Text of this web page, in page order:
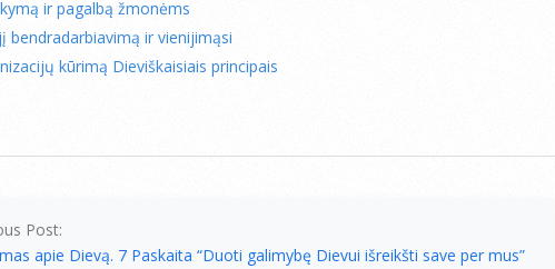
ir pagalbą žmonėms
bendradarbiavimą ir vienijimąsi
kūrimą Dieviškaisiais principais
Post:
apie Dievą. 7 Paskaita “Duoti galimybę Dievui išreikšti save per mus”